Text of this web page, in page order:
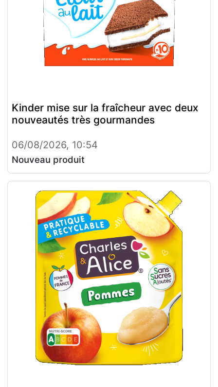
Kinder mise sur la fraîcheur avec deux
nouveautés très gourmandes
06/08/2026, 10:54
Nouveau produit